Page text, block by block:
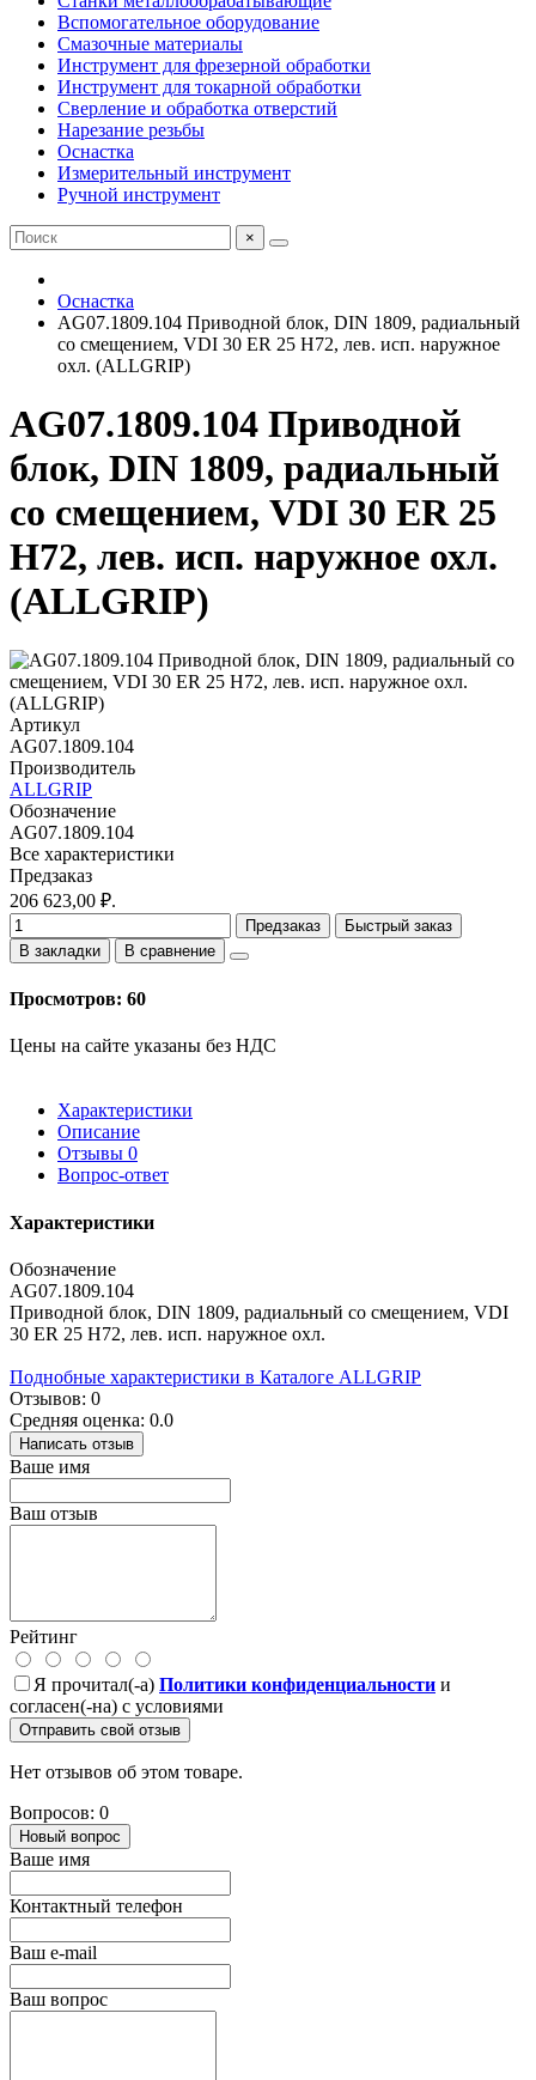
Вспомогательное оборудование
Смазочные материалы
Инструмент для фрезерной обработки
Инструмент для токарной обработки
Сверление и обработка отверстий
Нарезание резьбы
Оснастка
Измерительный инструмент
Ручной инструмент
×
Оснастка
AG07.1809.104 Приводной блок, DIN 1809, радиальный
со смещением, VDI 30 ER 25 Н72, лев. исп. наружное
охл. (ALLGRIP)
AG07.1809.104 Приводной
блок, DIN 1809, радиальный
со смещением, VDI 30 ER 25
Н72, лев. исп. наружное охл.
(ALLGRIP)
Артикул
AG07.1809.104
Производитель
ALLGRIP
Обозначение
AG07.1809.104
Все характеристики
Предзаказ
206 623,00 ₽.
Предзаказ
Быстрый заказ
В закладки
В сравнение
Просмотров: 60
Цены на сайте указаны без НДС
Характеристики
Описание
Отзывы 0
Вопрос-ответ
Характеристики
Обозначение
AG07.1809.104
Приводной блок, DIN 1809, радиальный со смещением, VDI
30 ER 25 Н72, лев. исп. наружное охл.
Поднобные характеристики в Каталоге ALLGRIP
Отзывов: 0
Средняя оценка: 0.0
Написать отзыв
Ваше имя
Ваш отзыв
Рейтинг
Я прочитал(-а) Политики конфиденциальности и
согласен(-на) с условиями
Отправить свой отзыв
Нет отзывов об этом товаре.
Вопросов: 0
Новый вопрос
Ваше имя
Контактный телефон
Ваш e-mail
Ваш вопрос